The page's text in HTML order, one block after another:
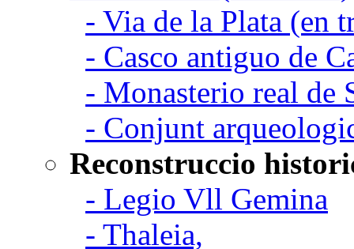
- Via de la Plata (en
- Casco antiguo de
- Monasterio real de
- Conjunt
Reconstruccio
- Legio Vll Gemina
- Thaleia,